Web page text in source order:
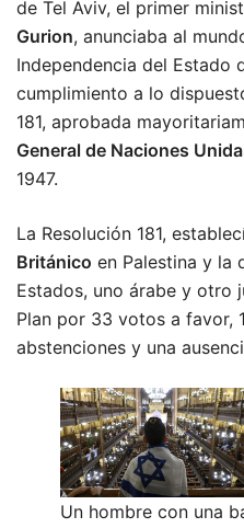
de Tel Aviv, el primer
Gurion, anunciaba al
Independencia del Estado
cumplimiento a lo
181, aprobada
General de Naciones
1947.
La Resolución 181,
Británico en Palestina y la
Estados, uno árabe y otro
Plan por 33 votos a favor,
abstenciones y una
Un hombre con una